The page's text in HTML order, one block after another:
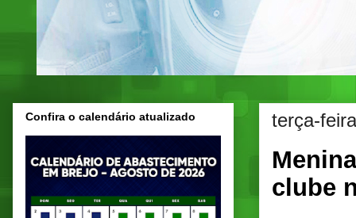
terça-
clube
Confira o calendário atualizado